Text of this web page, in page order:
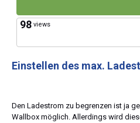
98 views
Einstellen des max.
Den Ladestrom zu begrenzen ist ja
Wallbox möglich. Allerdings wird